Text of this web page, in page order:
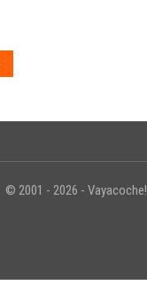
© 2001 - 2026 - Vayacoche!